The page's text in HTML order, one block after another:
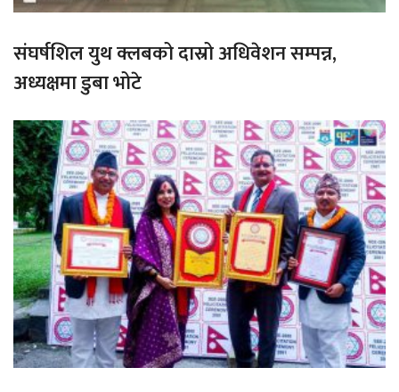
संघर्षशिल युथ क्लबको दास्रो अधिवेशन सम्पन्न,
अध्यक्षमा डुबा भोटे